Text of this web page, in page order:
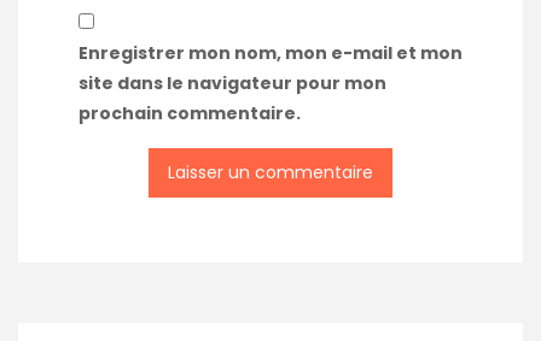
Enregistrer mon nom, mon e-mail et mon
site dans le navigateur pour mon
prochain commentaire.